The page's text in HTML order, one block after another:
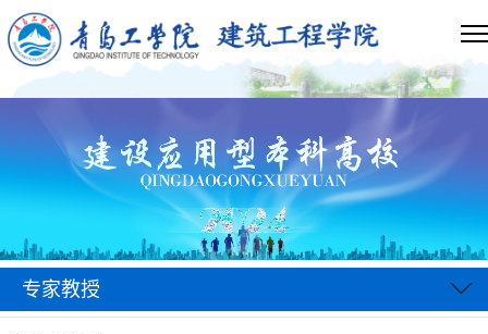
专家教授